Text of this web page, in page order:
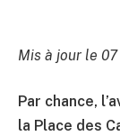
Mis à jour le
Par chance,
la Place des